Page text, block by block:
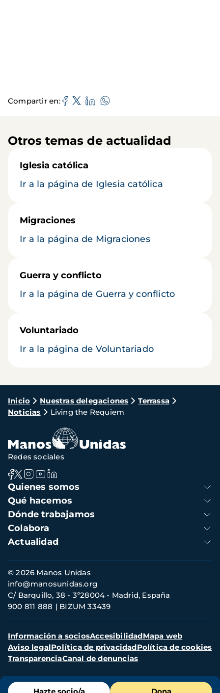
Compartir en
Otros temas de actualidad
Iglesia católica
Ir a la página de Iglesia católica
Migraciones
Ir a la página de Migraciones
Guerra y conflicto
Ir a la página de Guerra y conflicto
Voluntariado
Ir a la página de Voluntariado
Ruta
de
navegación
Inicio Nuestras delegaciones
Terrassa
Noticias
Living the Requiem
Menú
Navegación
principal
Quienes somos
Qué hacemos
Dónde trabajamos
Colabora
Actualidad
Redes sociales
Información
de
contacto
© 2026 Manos Unidas
C/ Barquillo, 38 - 3º28004 - Madrid, España
900 811 888
BIZUM 33439
info@manosunidas.org
Menú
secundario
Información a sociosAccesibilidadMapa web
Aviso legalPolítica de privacidadPolítica de cookies
TransparenciaCanal de denuncias